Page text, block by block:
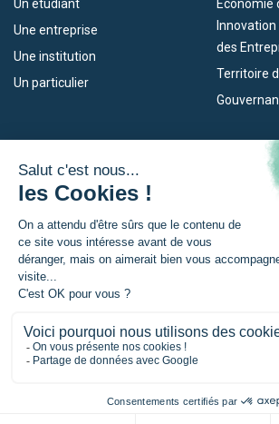
Un étudiant
Une entreprise
Une institution
Un particulier
Économie
des
Territoire
Empleo
Eskola Futura
Forma NAEN
TRANSFERMUGA-RREKIN
Qu’est-ce
Actualités
Espace
© Eurorégion Nouvelle-Aquitaine Euskadi Navarre |